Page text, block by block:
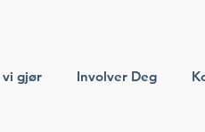
vi gjør Involver Deg